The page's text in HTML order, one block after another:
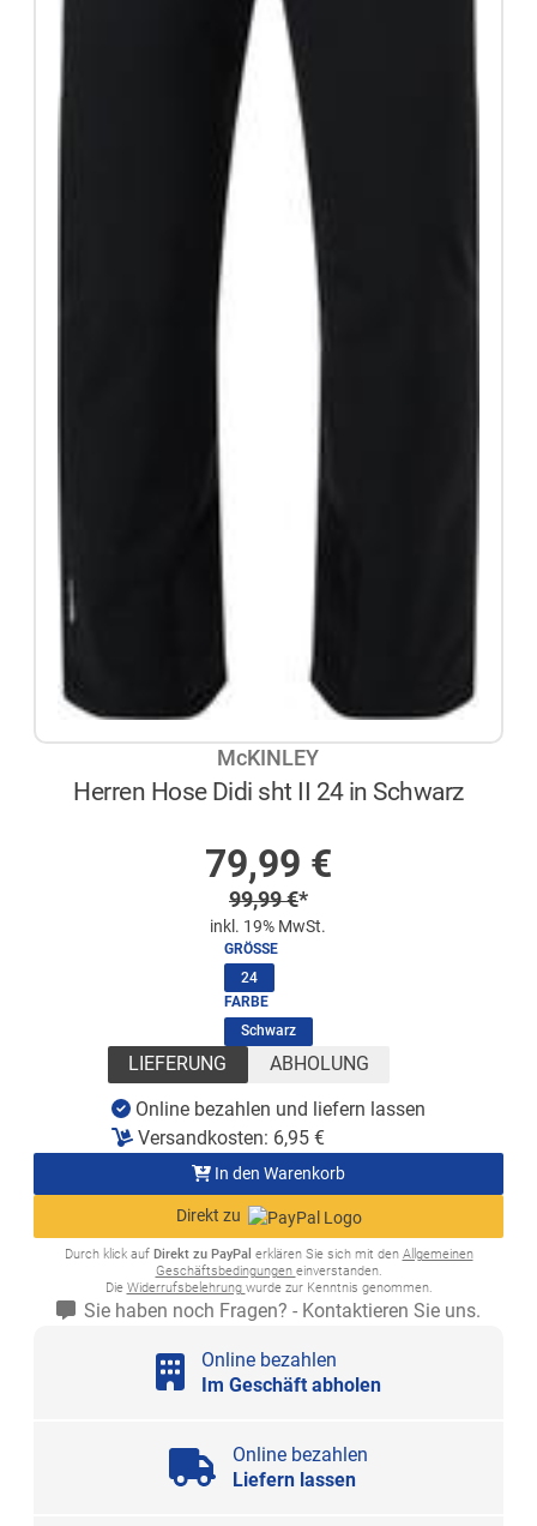
McKINLEY
Herren Hose Didi sht II 24 in Schwarz
Sonderpreis
79,99 €
Regulärer Preis
99,99€*
inkl. 19% MwSt.
GRÖSSE
24(ausgewählt)
FARBE
Schwarz(ausgewählt)
LIEFERUNG ABHOLUNG
Online bezahlen und liefern lassen
Versandkosten: 6,95 €
In den Warenkorb
Direkt zu
Durch klick auf Direkt zu PayPal erklären Sie sich mit den Allgemeinen
Geschäftsbedingungen einverstanden.
Die Widerrufsbelehrung wurde zur Kenntnis genommen.
Sie haben noch Fragen? - Kontaktieren Sie uns.
Online bezahlen
Im Geschäft abholen
Online bezahlen
Liefern lassen